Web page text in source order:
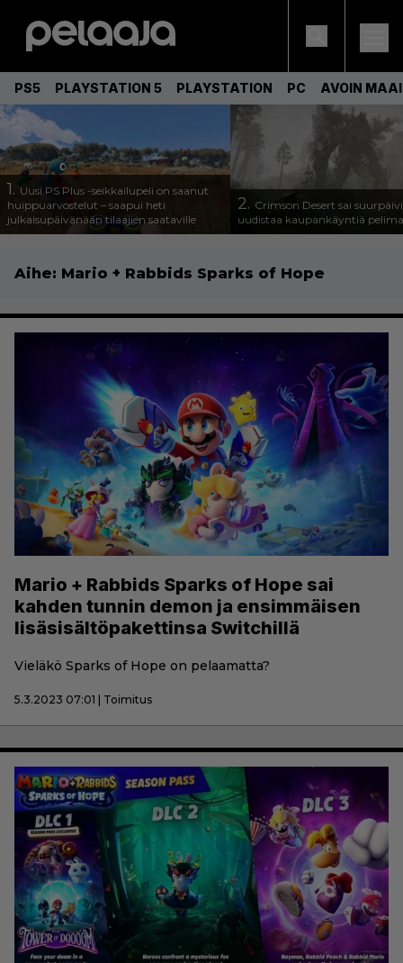
PS5 PLAYSTATION 5 PLAYSTATION PC AVOIN
1. Uusi PS Plus -seikkailupeli on saanut
huippuarvostelut – saapui heti
julkaisupäivänään tilaajien saataville
2. Crimson Desert sai
uudistaa kaupankäyntiä
Aihe: Mario + Rabbids Sparks of Hope
Mario + Rabbids Sparks of Hope sai
kahden tunnin demon ja ensimmäisen
lisäsisältöpakettinsa Switchillä
Vieläkö Sparks of Hope on pelaamatta?
5.3.2023 07:01 | Toimitus